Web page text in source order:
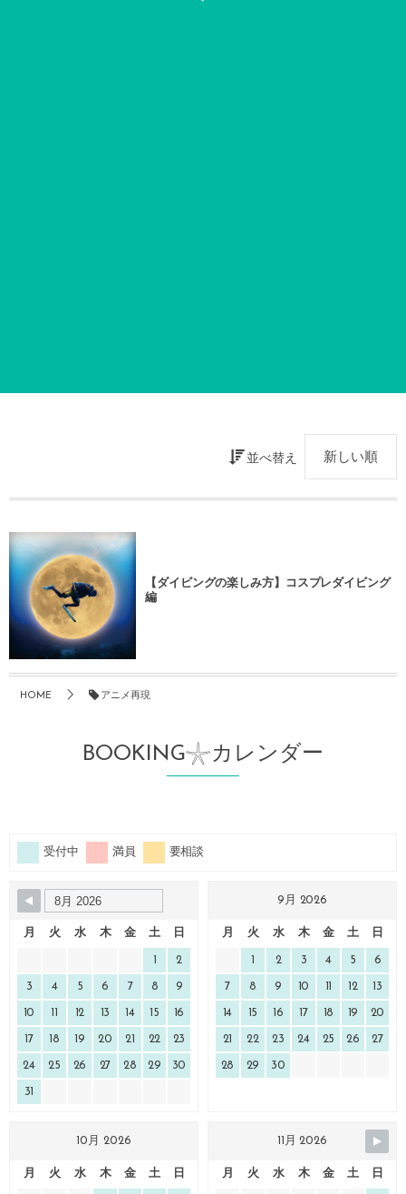
並べ替え
【ダイビングの楽しみ方】コスプレダイビング
編
HOME アニメ再現
BOOKING𓇼カレンダー
受付中 満員 要相談
月 火 水 木 金 土 日
2
3 4 5 6 7 8 9
10 12 13 14 15 16
17 18 19 20 21 22 23
24 25 26 27 28 29 30
31
9月 2026
月 火 水 木 金 土 日
2 3 4 5 6
7 8 9 10 12 13
14 15 16 17 18 19 20
21 22 23 24 25 26 27
28 29 30
10月 2026
月 火 水 木 金 土 日
11月 2026
月 火 水 木 金 土 日